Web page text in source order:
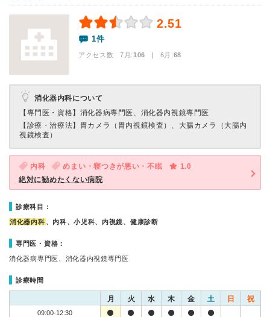
2.51
1件
アクセス数 7月:106 | 6月:68
消化器内科について
【専門医・資格】 消化器病専門医、消化器内視鏡専門医
【診療・治療法】 胃カメラ（胃内視鏡検査）、大腸カメラ（大腸内
視鏡検査）
内科 めまい・寝つきが悪い・不眠
1.0
絶対に勧めたくない病院
診療科目：
消化器内科 、内科、小児科、内視鏡、健康診断
専門医・資格：
消化器病専門医、消化器内視鏡専門医
診療時間
月 火 水 木 金 土 日 祝
09:00-12:30